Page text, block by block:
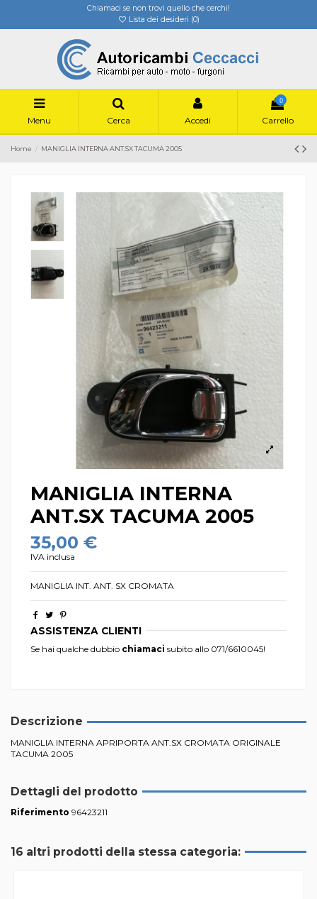
Chiamaci se non trovi quello che cerchi!
Lista dei desideri (0)
Menu Cerca Accedi
0
Carrello
Home MANIGLIA INTERNA ANT.SX TACUMA 2005
MANIGLIA INTERNA
ANT.SX TACUMA 2005
35,00 €
IVA inclusa
MANIGLIA INT. ANT. SX CROMATA
ASSISTENZA CLIENTI
Se hai qualche dubbio chiamaci subito allo 071/6610045!
Descrizione
MANIGLIA INTERNA APRIPORTA ANT.SX CROMATA ORIGINALE
TACUMA 2005
Dettagli del prodotto
Riferimento 96423211
16 altri prodotti della stessa categoria: